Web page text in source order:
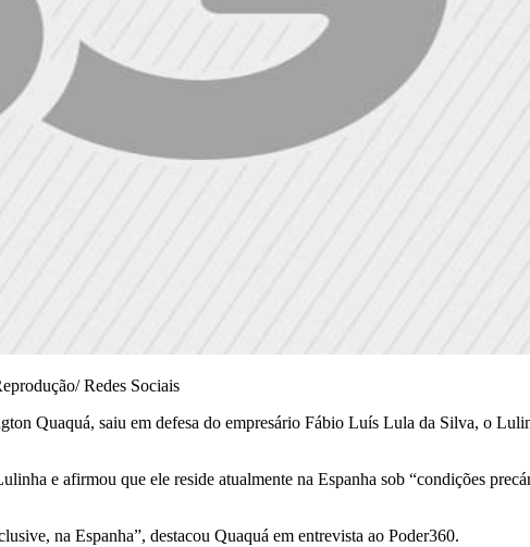
Redes Sociais
Quaquá, saiu em defesa do empresário Fábio Luís Lula da Silva, o
e afirmou que ele reside atualmente na Espanha sob “condições
na Espanha”, destacou Quaquá em entrevista ao Poder360.